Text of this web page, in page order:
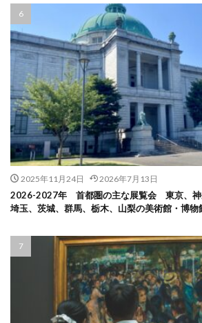
2025年11月24日 2026年7月13日
2026-2027年 首都圏の主な展覧会 東京、神
埼玉、茨城、群馬、栃木、山梨の美術館・博物